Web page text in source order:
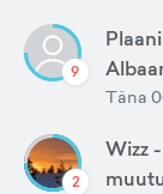
9
Täna
2
Wizz